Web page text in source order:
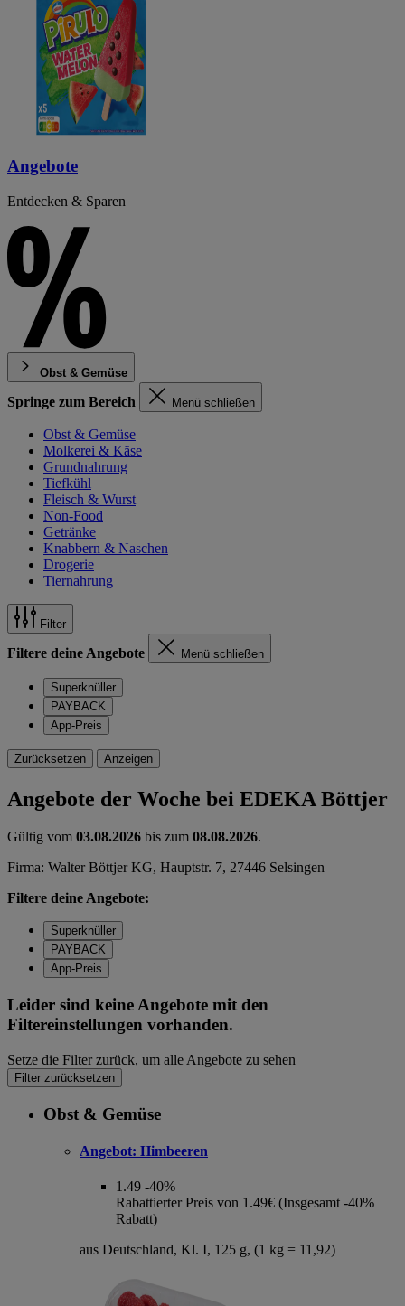
Angebote
Entdecken & Sparen
Obst & Gemüse
Springe zum Bereich Menü schließen
Obst & Gemüse
Molkerei & Käse
Grundnahrung
Tiefkühl
Fleisch & Wurst
Non-Food
Getränke
Knabbern & Naschen
Drogerie
Tiernahrung
Filter
Filtere deine Angebote Menü schließen
Superknüller
PAYBACK
App-Preis
Zurücksetzen Anzeigen
Angebote der Woche bei EDEKA Böttjer
Gültig vom 03.08.2026 bis zum 08.08.2026.
Firma: Walter Böttjer KG, Hauptstr. 7, 27446 Selsingen
Filtere deine Angebote:
Superknüller
PAYBACK
App-Preis
Leider sind keine Angebote mit den
Filtereinstellungen vorhanden.
Setze die Filter zurück, um alle Angebote zu sehen
Filter zurücksetzen
Obst & Gemüse
Angebot: Himbeeren
1.49 -40%
Rabattierter Preis von 1.49€ (Insgesamt -40%
Rabatt)
aus Deutschland, Kl. I, 125 g, (1 kg = 11,92)